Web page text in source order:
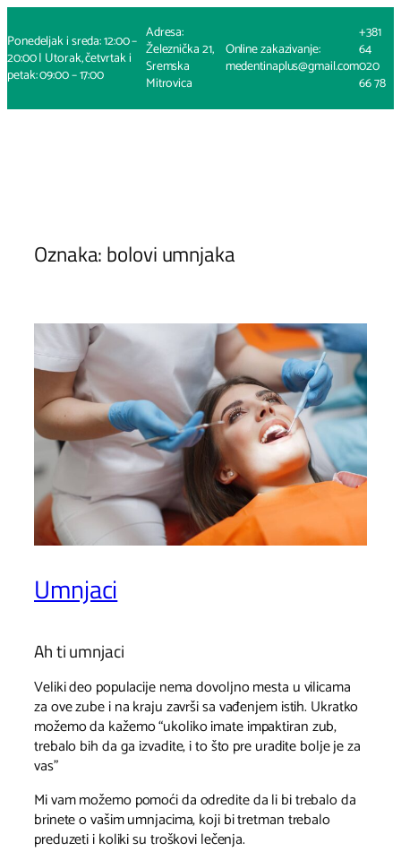
na
sadržaj
Ponedeljak i sreda: 12:00 –
20:00 | Utorak, četvrtak i
petak: 09:00 – 17:00
Adresa:
Železnička 21,
Sremska
Mitrovica
Online zakazivanje:
medentinaplus@gmail.com
+381
64
020
66 78
Oznaka: bolovi umnjaka
Umnjaci
Ah ti umnjaci
Veliki deo populacije nema dovoljno mesta u vilicama
za ove zube i na kraju završi sa vađenjem istih. Ukratko
možemo da kažemo “ukoliko imate impaktiran zub,
trebalo bih da ga izvadite, i to što pre uradite bolje je za
vas”
Mi vam možemo pomoći da odredite da li bi trebalo da
brinete o vašim umnjacima, koji bi tretman trebalo
preduzeti i koliki su troškovi lečenja.